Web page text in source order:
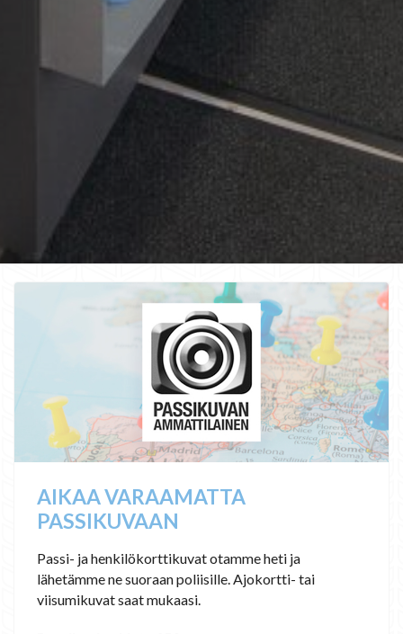
AIKAA VARAAMATTA
PASSIKUVAAN
Passi- ja henkilökorttikuvat otamme heti ja
lähetämme ne suoraan poliisille. Ajokortti- tai
viisumikuvat saat mukaasi.